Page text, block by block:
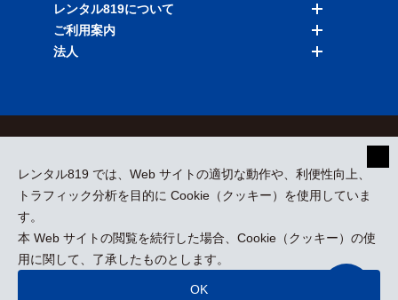
レンタル819 では、Web サイトの適切な動作や、利便性向上、
トラフィック分析を目的に Cookie（クッキー）を使用していま
す。
本 Web サイトの閲覧を続行した場合、Cookie（クッキー）の使
用に関して、了承したものとします。
OK
バイクを探す
店舗を探す
レンタル819について
料金表
ご利用案内
法人
採用情報
プレスリリース
kizuki Rental Service © All Rights Reserved.